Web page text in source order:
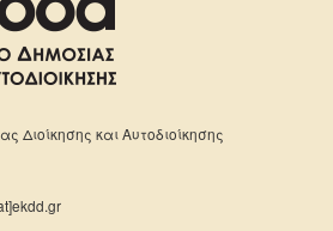
Διοίκησης και Αυτοδιοίκησης